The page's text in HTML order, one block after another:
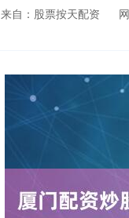
来自：股票按天配资